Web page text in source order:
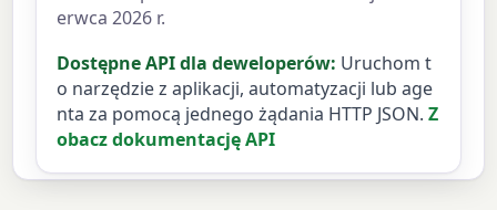
erwca 2026 r.
Dostępne API dla deweloperów: Uruchom t
o narzędzie z aplikacji, automatyzacji lub age
nta za pomocą jednego żądania HTTP JSON. Z
obacz dokumentację API